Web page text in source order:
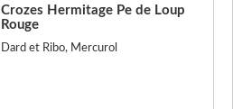
Crozes Hermitage Pe de Loup
Rouge
Dard et Ribo, Mercurol